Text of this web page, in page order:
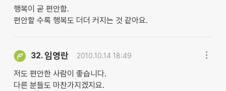
행복이 곧 편안함.
편안할 수록 행복도 더더 커지는 것 같아요.
32. 임영란 2010.10.14 18:49
저도 편안한 사람이 좋습니다.
다른 분들도 마찬가지겠지요.